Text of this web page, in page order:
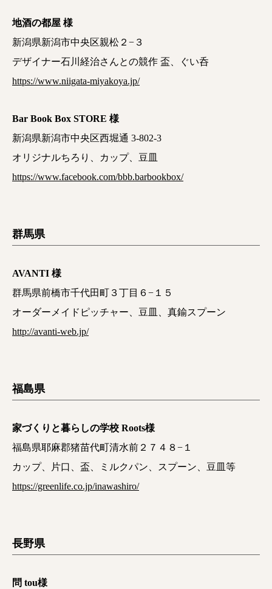
地酒の都屋 様
新潟県新潟市中央区親松２−３
デザイナー石川経治さんとの競作 盃、ぐい呑
https://www.niigata-miyakoya.jp/
Bar Book Box STORE 様
新潟県新潟市中央区西堀通 3-802-3
オリジナルちろり、カップ、豆皿
https://www.facebook.com/bbb.barbookbox/
群馬県
AVANTI 様
群馬県前橋市千代田町３丁目６−１５
オーダーメイドピッチャー、豆皿、真鍮スプーン
http://avanti-web.jp/
福島県
家づくりと暮らしの学校 Roots様
福島県耶麻郡猪苗代町清水前２７４８−１
カップ、片口、盃、ミルクパン、スプーン、豆皿等
https://greenlife.co.jp/inawashiro/
長野県
問 tou様